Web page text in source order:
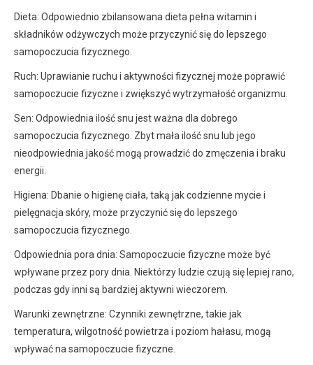
Dieta: Odpowiednio zbilansowana dieta pełna witamin i
składników odżywczych może przyczynić się do lepszego
samopoczucia fizycznego.
Ruch: Uprawianie ruchu i aktywności fizycznej może poprawić
samopoczucie fizyczne i zwiększyć wytrzymałość organizmu.
Sen: Odpowiednia ilość snu jest ważna dla dobrego
samopoczucia fizycznego. Zbyt mała ilość snu lub jego
nieodpowiednia jakość mogą prowadzić do zmęczenia i braku
energii.
Higiena: Dbanie o higienę ciała, taką jak codzienne mycie i
pielęgnacja skóry, może przyczynić się do lepszego
samopoczucia fizycznego.
Odpowiednia pora dnia: Samopoczucie fizyczne może być
wpływane przez pory dnia. Niektórzy ludzie czują się lepiej rano,
podczas gdy inni są bardziej aktywni wieczorem.
Warunki zewnętrzne: Czynniki zewnętrzne, takie jak
temperatura, wilgotność powietrza i poziom hałasu, mogą
wpływać na samopoczucie fizyczne.